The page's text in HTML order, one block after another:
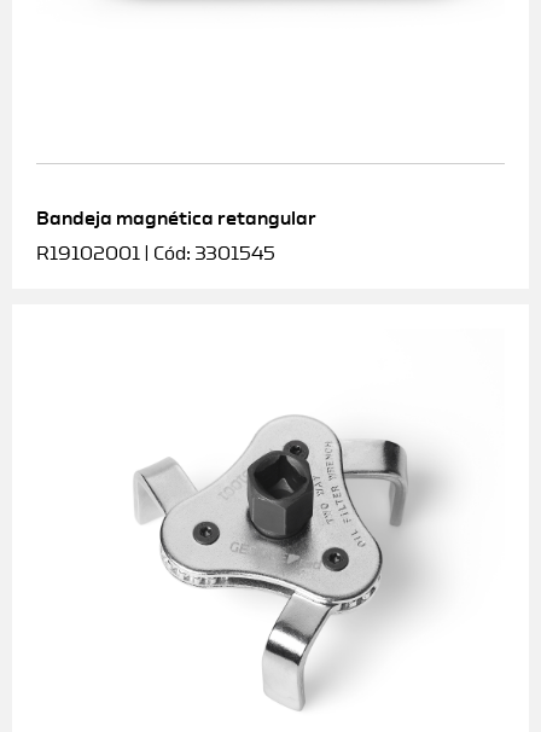
Bandeja magnética retangular
R19102001 | Cód: 3301545